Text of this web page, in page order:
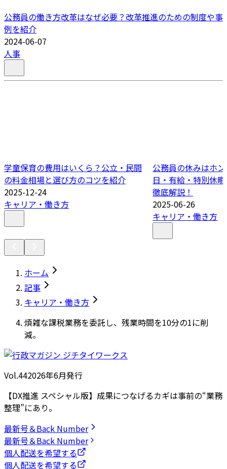
公務員の働き方改革はなぜ必要？改革推進のための制度や事
例を紹介
2024-06-07
人事
学童保育の費用はいくら？公立・民間
の料金相場と選び方のコツを紹介
2025-12-24
キャリア・働き方
公務員の休みはホ
日・有給・特別休
徹底解説！
2025-06-26
キャリア・働き方
ホーム
記事
キャリア・働き方
煩雑な課税業務を委託し、残業時間を10分の1に削
減。
Vol.442026年6月発行
【DX推進 スペシャル版】成果につなげるカギは事前の“業務
整理”にあり。
最新号＆Back Number
最新号＆Back Number
個人配送を希望する
個人配送を希望する